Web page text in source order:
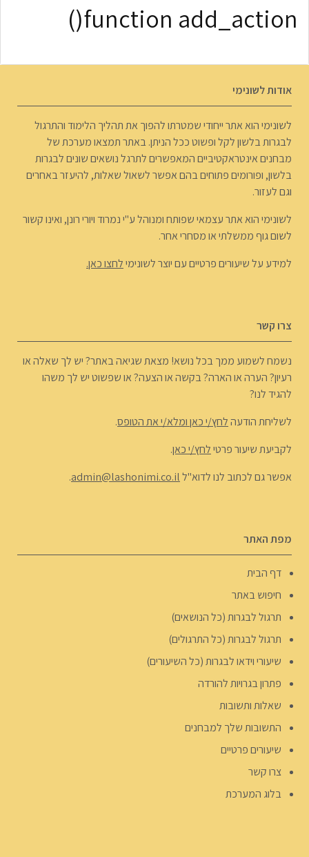
function add_action()
אודות לשונימי
לשונימי הוא אתר ייחודי שמטרתו להפוך את תהליך הלימוד והתרגול
לבגרות בלשון לקל ופשוט ככל הניתן. באתר תמצאו מערכת של
מבחנים אינטראקטיביים המאפשרים לתרגל נושאים שונים לבגרות
בלשון, ופורומים פתוחים בהם אפשר לשאול שאלות, להיעזר באחרים
וגם לעזור.
לשונימי הוא אתר עצמאי שפותח ומנוהל ע"י נמרוד ויורי רונן, ואינו קשור
לשום גוף ממשלתי או מסחרי אחר.
למידע על שיעורים פרטיים עם יוצר לשונימילחצו כאן.
צרו קשר
נשמח לשמוע ממך בכל נושא! מצאת שגיאה באתר? יש לך שאלה או
רעיון? הערה או הארה? בקשה או הצעה? או שפשוט יש לך משהו
להגיד לנו?
לשליחת הודעהלחץ/י כאן ומלא/י את הטופס.
לקביעת שיעור פרטילחץ/י כאן.
אפשר גם לכתוב לנו לדוא"לadmin@lashonimi.co.il
.
מפת האתר
דף הבית
חיפוש באתר
תרגול לבגרות (כל הנושאים)
תרגול לבגרות (כל התרגולים)
שיעורי וידאו לבגרות (כל השיעורים)
פתרון בגרויות להורדה
שאלות ותשובות
התשובות שלך למבחנים
שיעורים פרטיים
צרו קשר
בלוג המערכת